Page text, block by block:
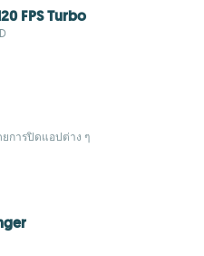
FPS Turbo
การปิดแอปต่าง ๆ